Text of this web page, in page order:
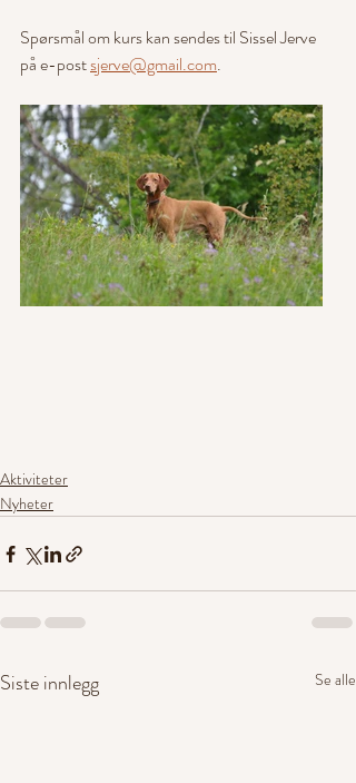
Spørsmål om kurs kan sendes til Sissel Jerve
på e-post sjerve@gmail.com.
Aktiviteter
Nyheter
Siste innlegg Se alle